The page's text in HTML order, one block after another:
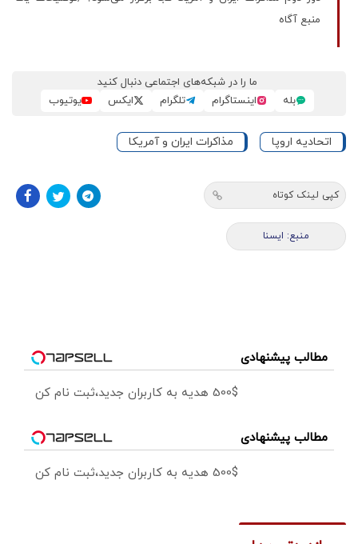
منبع آگاه
ما را در شبکه‌های اجتماعی دنبال کنید
بله
اینستاگرام تلگرام ایکس یوتیوب
اتحادیه اروپا مذاکرات ایران و آمریکا
کپی لینک کوتاه
منبع: ايسنا
مطالب پیشنهادی
500$ هدیه به کاربران جدید،ثبت نام کن
مطالب پیشنهادی
500$ هدیه به کاربران جدید،ثبت نام کن